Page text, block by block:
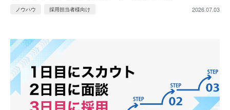
ノウハウ 採用担当者様向け 2026.07.03